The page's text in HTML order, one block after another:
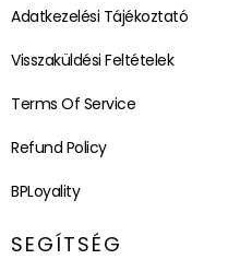
Adatkezelési Tájékoztató
Visszaküldési Feltételek
Terms Of Service
Refund Policy
BPLoyality
SEGÍTSÉG